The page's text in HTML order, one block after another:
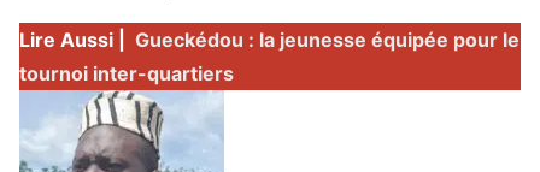
Lire Aussi |
Gueckédou : la jeunesse équipée pour le
tournoi inter-quartiers